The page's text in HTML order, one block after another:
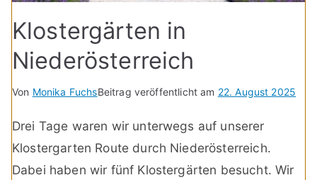
Klostergärten in
Niederösterreich
Von Monika FuchsBeitrag veröffentlicht am 22. August 2025
Drei Tage waren wir unterwegs auf unserer
Klostergarten Route durch Niederösterreich.
Dabei haben wir fünf Klostergärten besucht. Wir